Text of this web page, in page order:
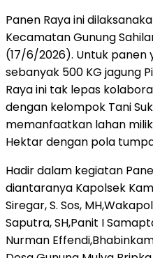
Panen Raya ini
Kecamatan Gunung
(17/6/2026). Untuk panen
sebanyak 500 KG jagung
Raya ini tak lepas
dengan kelompok Tani
memanfaatkan lahan
Hektar dengan pola
Hadir dalam kegiatan
diantaranya Kapolsek
Siregar, S. Sos,
Saputra, SH,Panit I
Nurman